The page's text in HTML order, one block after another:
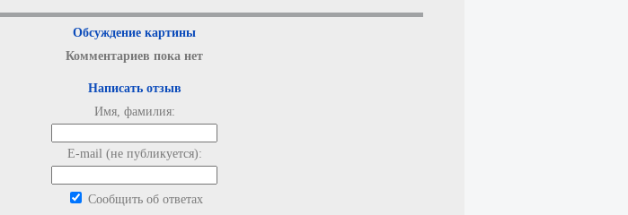
Обсуждение картины
Комментариев пока нет
Написать отзыв
Имя, фамилия:
E-mail (не публикуется):
Сообщить об ответах